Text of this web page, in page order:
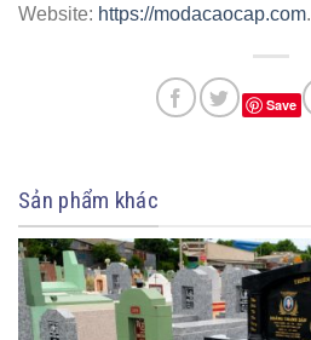
Website: https://modacaocap.com.
Save
Sản phẩm khác